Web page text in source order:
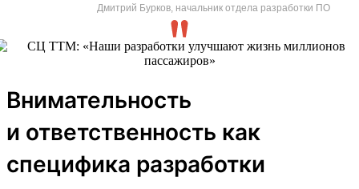
Дмитрий Бурков, начальник отдела разработки ПО
Внимательность
и ответственность как
специфика разработки